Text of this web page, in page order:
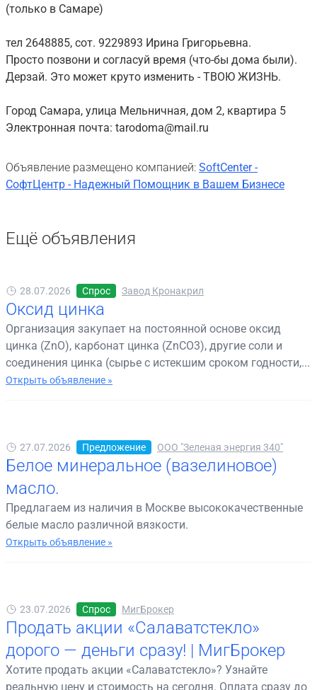
(только в Самаре)
тел 2648885, сот. 9229893 Ирина Григорьевна.
Просто позвони и согласуй время (что-бы дома были).
Дерзай. Это может круто изменить - ТВОЮ ЖИЗНЬ.
Город Самара, улица Мельничная, дом 2, квартира 5
Электронная почта: tarodoma@mail.ru
Объявление размещено компанией: SoftCenter -
СофтЦентр - Надежный Помощник в Вашем Бизнесе
Ещё объявления
28.07.2026 Спрос Завод Кронакрил
Оксид цинка
Организация закупает на постоянной основе оксид
цинка (ZnO), карбонат цинка (ZnCO3), другие соли и
соединения цинка (сырье с истекшим сроком годности,...
Открыть объявление »
27.07.2026 Предложение ООО "Зеленая энергия 340"
Белое минеральное (вазелиновое)
масло.
Предлагаем из наличия в Москве высококачественные
белые масло различной вязкости.
Открыть объявление »
23.07.2026 Спрос МигБрокер
Продать акции «Салаватстекло»
дорого — деньги сразу! | МигБрокер
Хотите продать акции «Салаватстекло»? Узнайте
реальную цену и стоимость на сегодня. Оплата сразу до